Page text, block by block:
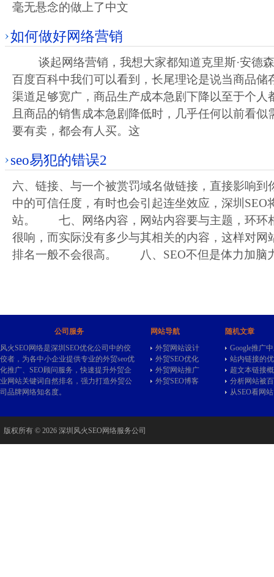
毫无悬念的做上了中文
如何做好网络营销
谈起网络营销，我想大家都知道克里斯·安德
百度百科中我们可以看到，长尾理论是说当商品储
渠道足够宽广，商品生产成本急剧下降以至于个人
且商品的销售成本急剧降低时，几乎任何以前看似
要有卖，都会有人买。这
seo易犯的错误2
六、链接、与一个被赏罚域名做链接，直接影响到
中的可信任度，有时也会引起连坐效应，深圳SEO
站。 七、网络内容，网站内容要与主题，环环
很响，而实际没有多少与其相关的内容，这样对网
排名一般不会很高。 八、SEO不但是体力加脑
公司服务
风火SEO网络是深圳SEO优化公司中的佼
佼者，为各中小企业提供专业的外贸seo优
化推广、SEO顾问服务，快速提升外贸企
业网站关键词自然排名，强力打造外贸公
司品牌网络知名度。
网站导航
外贸网站设计
外贸SEO优化
外贸网站推广
外贸SEO博客
随机文章
Google推广
站内链接的
超文本链接
分析网站被
从SEO看网
版权所有 © 2026 深圳风火SEO网络服务公司